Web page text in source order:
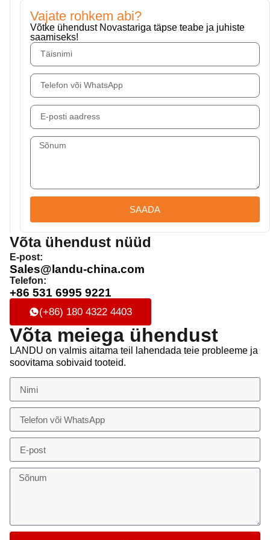
Vajate rohkem abi?
Võtke ühendust Novastariga täpse teabe ja juhiste
saamiseks!
SAADA
Võta ühendust nüüd
E-post:
Sales@landu-china.com
Telefon:
+86 531 6995 9221
(+86) 180 4322 4403
Võta meiega ühendust
LANDU on valmis aitama teil lahendada teie probleeme ja
soovitama sobivaid tooteid.